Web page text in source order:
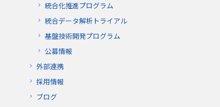
統合化推進プログラム
統合データ解析トライアル
基盤技術開発プログラム
公募情報
外部連携
採用情報
ブログ